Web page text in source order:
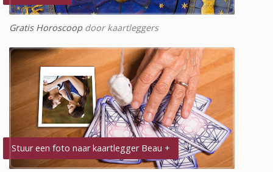
Gratis Horoscoopdoor kaartleggers
Stuur een foto naar kaartlegger Beau +